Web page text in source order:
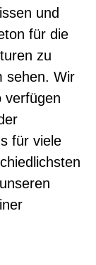
und
für die
zu
sehen. Wir
verfügen
für viele